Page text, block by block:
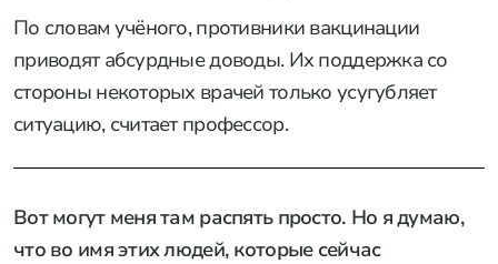
По словам учёного, противники вакцинации
приводят абсурдные доводы. Их поддержка со
стороны некоторых врачей только усугубляет
ситуацию, считает профессор.
Вот могут меня там распять просто. Но я думаю,
что во имя этих людей, которые сейчас